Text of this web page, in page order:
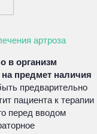
артроза
в организм
предмет наличия
предварительно
пациента к терапии
перед вводом